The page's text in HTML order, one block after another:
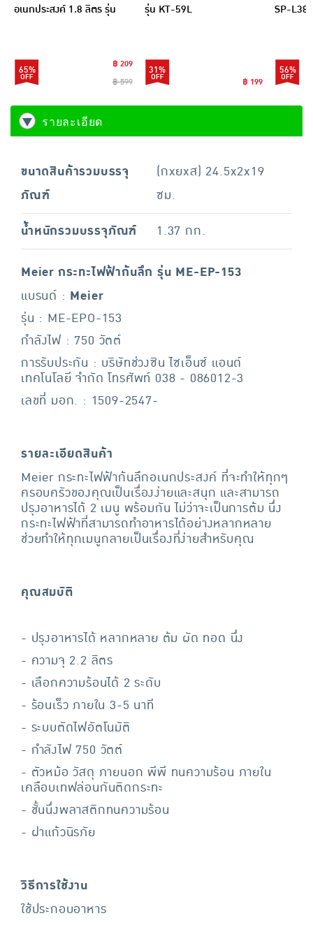
อเนกประสงค์ 1.8 ลิตร รุ่น
65%
฿ 209
฿ 599
รุ่น KT-59L
31%
฿ 199
SP-
56%
รายละเอียด
ขนาดสินค้ารวมบรรจุ
ภัณฑ์
(กxยxส) 24.5x2x19
ซม.
น้ำหนักรวมบรรจุภัณฑ์
1.37 กก.
Meier กระทะไฟฟ้าก้นลึก รุ่น ME-EP-153
แบรนด์ : Meier
รุ่น : ME-EPO-153
กำลังไฟ : 750 วัตต์
การรับประกัน : บริษัทช่วงซิน ไซเอ็นซ์ แอนด์
เทคโนโลยี จำกัด โทรศัพท์ 038 - 086012-3
เลขที่ มอก. : 1509-2547-
รายละเอียดสินค้า
Meier กระทะไฟฟ้าก้นลึกอเนกประสงค์ ที่จะทำให้ทุกๆ
ครอบครัวของคุณเป็นเรื่องง่ายและสนุก และสามารถ
ปรุงอาหารได้ 2 เมนู พร้อมกัน ไม่ว่าจะเป็นการต้ม นึ่ง
กระทะไฟฟ้าที่สามารถทำอาหารได้อย่างหลากหลาย
ช่วยทำให้ทุกเมนูกลายเป็นเรื่องที่ง่ายสำหรับคุณ
คุณสมบัติ
- ปรุงอาหารได้ หลากหลาย ต้ม ผัด ทอด นึ่ง
- ความจุ 2.2 ลิตร
- เลือกความร้อนได้ 2 ระดับ
- ร้อนเร็ว ภายใน 3-5 นาที
- ระบบตัดไฟอัตโนมัติ
- กำลังไฟ 750 วัตต์
- ตัวหม้อ วัสดุ ภายนอก พีพี ทนความร้อน ภายใน
เคลือบเทฟล่อนกันติดกระทะ
- ชั้นนึ่งพลาสติกทนความร้อน
- ฝาแก้วนิรภัย
วิธีการใช้งาน
ใช้ประกอบอาหาร